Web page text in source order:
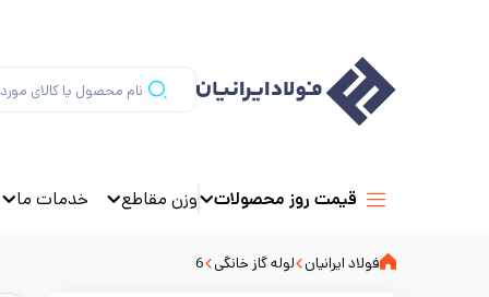
قیمت روز محصولات وزن مقاطع خدمات ما
فولاد ایرانیان لوله گاز خانگی 6